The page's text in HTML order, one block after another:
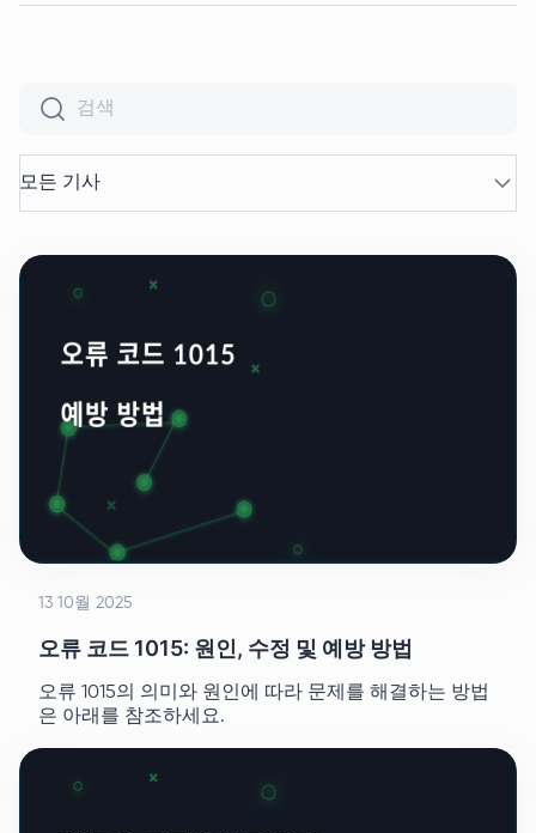
모든 기사
13 10월 2025
오류 코드 1015: 원인, 수정 및 예방 방법
오류 1015의 의미와 원인에 따라 문제를 해결하는 방법
은 아래를 참조하세요.